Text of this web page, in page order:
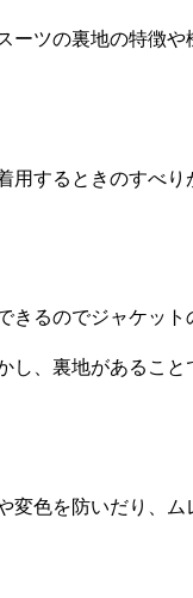
ーツの裏地の特徴や
用するときのすべり
るのでジャケット
し、裏地があること
変色を防いだり、ム